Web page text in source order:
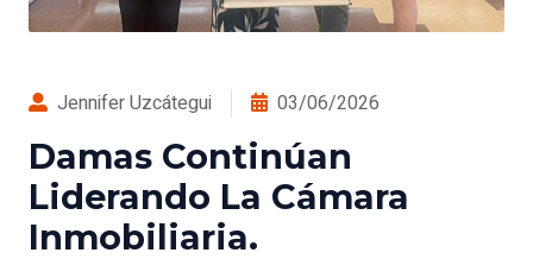
Jennifer Uzcátegui 03/06/2026
Damas Continúan
Liderando La Cámara
Inmobiliaria.